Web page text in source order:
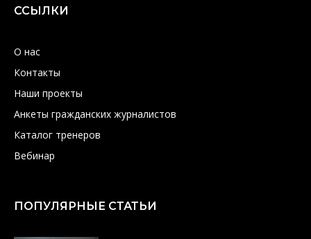
ССЫЛКИ
О нас
Контакты
Наши проекты
Анкеты гражданских журналистов
Каталог тренеров
Вебинар
ПОПУЛЯРНЫЕ СТАТЬИ